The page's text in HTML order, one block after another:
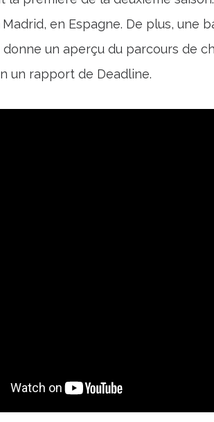
en Espagne. De plus, une
un aperçu du parcours de
un rapport de Deadline.